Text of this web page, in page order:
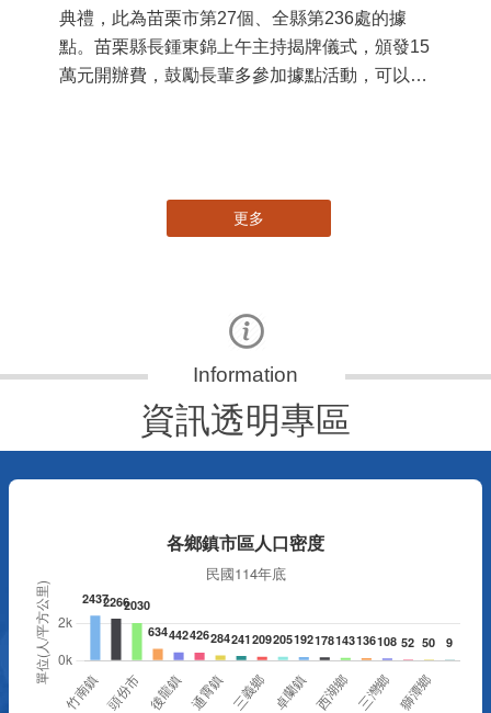
典禮，此為苗栗市第27個、全縣第236處的據
點。苗栗縣長鍾東錦上午主持揭牌儀式，頒發15
萬元開辦費，鼓勵長輩多參加據點活動，可以更
更多
資訊透明專區